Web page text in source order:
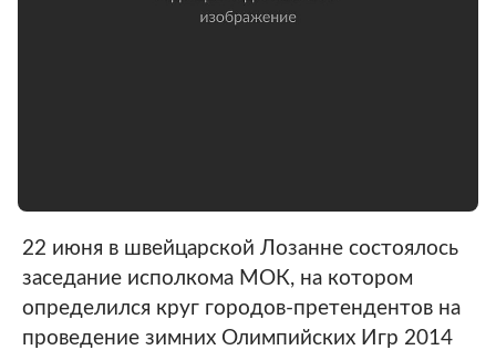
22 июня в швейцарской Лозанне состоялось
заседание исполкома МОК, на котором
определился круг городов-претендентов на
проведение зимних Олимпийских Игр 2014